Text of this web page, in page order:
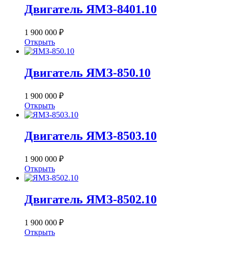
Двигатель ЯМЗ-8401.10
1 900 000 ₽
Открыть
Двигатель ЯМЗ-850.10
1 900 000 ₽
Открыть
Двигатель ЯМЗ-8503.10
1 900 000 ₽
Открыть
Двигатель ЯМЗ-8502.10
1 900 000 ₽
Открыть